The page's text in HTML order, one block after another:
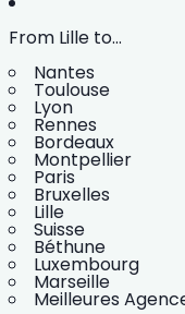
From Lille to...
Nantes
Toulouse
Lyon
Rennes
Bordeaux
Montpellier
Paris
Bruxelles
Lille
Suisse
Béthune
Luxembourg
Marseille
Meilleures